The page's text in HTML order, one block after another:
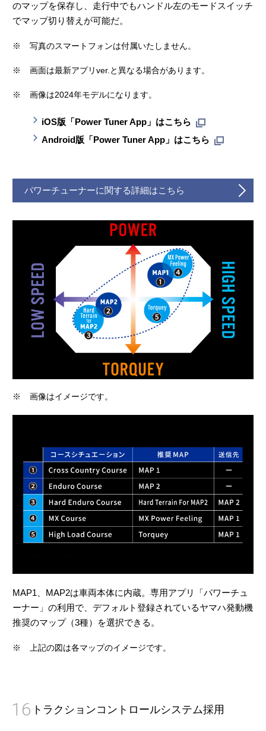
のマップを保存し、走行中でもハンドル左のモードスイッチ
でマップ切り替えが可能だ。
※ 写真のスマートフォンは付属いたしません。
※ 画面は最新アプリver.と異なる場合があります。
※ 画像は2024年モデルになります。
iOS版「Power Tuner App」はこちら
Android版「Power Tuner App」はこちら
パワーチューナーに関する詳細はこちら
※ 画像はイメージです。
MAP1、MAP2は車両本体に内蔵。専用アプリ「パワーチュ
ーナー」の利用で、デフォルト登録されているヤマハ発動機
推奨のマップ（3種）を選択できる。
※ 上記の図は各マップのイメージです。
16 トラクションコントロールシステム採用